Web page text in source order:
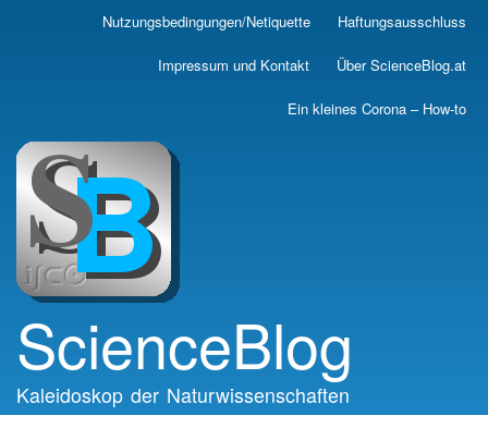
Skip
main
Nutzungsbedingungen/Netiquette Haftungsausschluss
Impressum und Kontakt Über ScienceBlog.at
Ein kleines Corona – How-to
ScienceBlog
Kaleidoskop der Naturwissenschaften